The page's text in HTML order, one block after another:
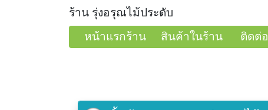
ร้าน รุ่งอรุณไม้ประดับ
หน้าแรกร้าน
สินค้าในร้าน ติดต่